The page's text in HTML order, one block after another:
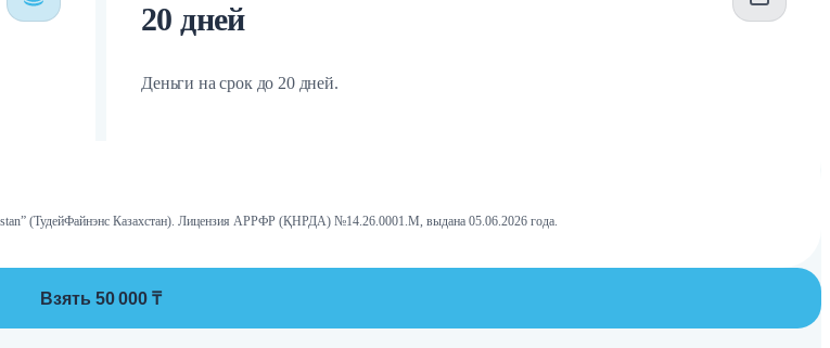
20 дней
Деньги на срок до 20 дней.
(ТудейФайнэнс Казахстан). Лицензия АРРФР (ҚНРДА) №14.26.0001.М, выдана 05.06.2026 года.
Взять 50 000 ₸